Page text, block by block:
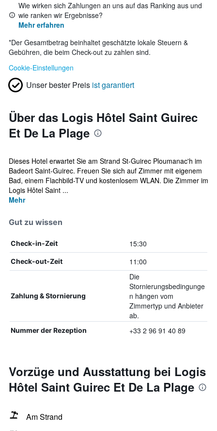
Wie wirken sich Zahlungen an uns auf das Ranking aus und
wie ranken wir Ergebnisse?
Mehr erfahren
*Der Gesamtbetrag beinhaltet geschätzte lokale Steuern &
Gebühren, die beim Check-out zu zahlen sind.
Cookie-Einstellungen
Unser bester Preis ist garantiert
Über das Logis Hôtel Saint Guirec
Et De La Plage
Dieses Hotel erwartet Sie am Strand St-Guirec Ploumanac'h im
Badeort Saint-Guirec. Freuen Sie sich auf Zimmer mit eigenem
Bad, einem Flachbild-TV und kostenlosem WLAN. Die Zimmer im
Logis Hôtel Saint ...
Mehr
Gut zu wissen
Check-in-Zeit 15:30
Check-out-Zeit 11:00
Zahlung & Stornierung
Die
Stornierungsbedingunge
n hängen vom
Zimmertyp und Anbieter
ab.
Nummer der Rezeption +33 2 96 91 40 89
Vorzüge und Ausstattung bei Logis
Hôtel Saint Guirec Et De La Plage
Am Strand